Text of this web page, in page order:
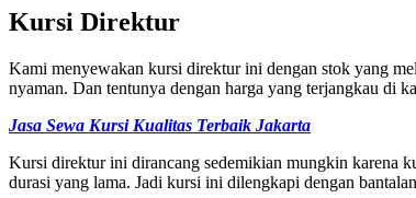
Kursi Direktur
Kami menyewakan kursi direktur ini dengan stok yang
nyaman. Dan tentunya dengan harga yang terjangkau di
Jasa Sewa Kursi Kualitas Terbaik Jakarta
Kursi direktur ini dirancang sedemikian mungkin karena
durasi yang lama. Jadi kursi ini dilengkapi dengan